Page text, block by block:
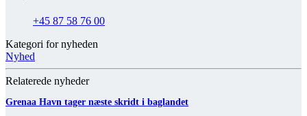
+45 87 58 76 00
Kategori for nyheden
Nyhed
Relaterede nyheder
Grenaa Havn tager næste skridt i baglandet